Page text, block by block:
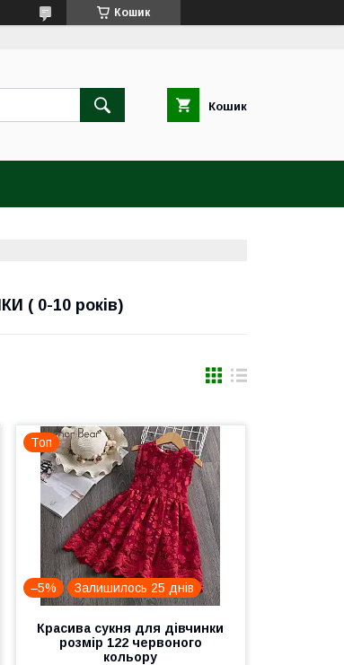
Кошик
Кошик
( 0-10 років)
Топ
–5% Залишилось 25 днів
Красива сукня для дівчинки
розмір 122 червоного
кольору